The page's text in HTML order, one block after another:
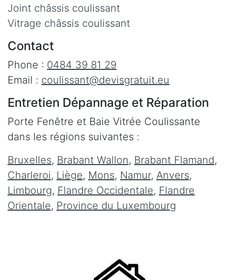
Joint châssis coulissant
Vitrage châssis coulissant
Contact
Phone : 0484 39 81 29
Email : coulissant@devisgratuit.eu
Entretien Dépannage et Réparation
Porte Fenêtre et Baie Vitrée Coulissante
dans les régions suivantes :
Bruxelles, Brabant Wallon, Brabant Flamand,
Charleroi, Liège, Mons, Namur, Anvers,
Limbourg, Flandre Occidentale, Flandre
Orientale, Province du Luxembourg